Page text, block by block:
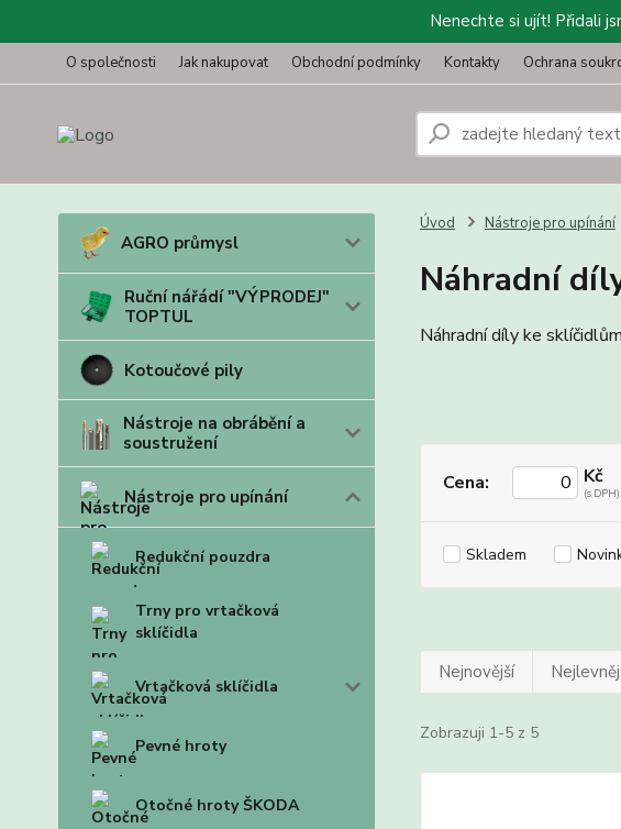
Nenechte si ujít! Přidali
O společnosti Jak nakupovat Obchodní podmínky Kontakty Ochrana
AGRO průmysl
Ruční nářádí "VÝPRODEJ"
TOPTUL
Kotoučové pily
Nástroje na obrábění a
soustružení
Nástroje pro upínání
Redukční pouzdra
Trny pro vrtačková
sklíčidla
Vrtačková sklíčidla
Pevné hroty
Otočné hroty ŠKODA
Úvod Nástroje pro upínání
Náhradní
Náhradní díly ke
Cena: Kč
Skladem
Nejnovější
Zobrazuji 1-5 z 5